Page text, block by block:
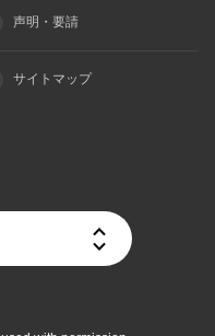
声明・要請
サイトマップ